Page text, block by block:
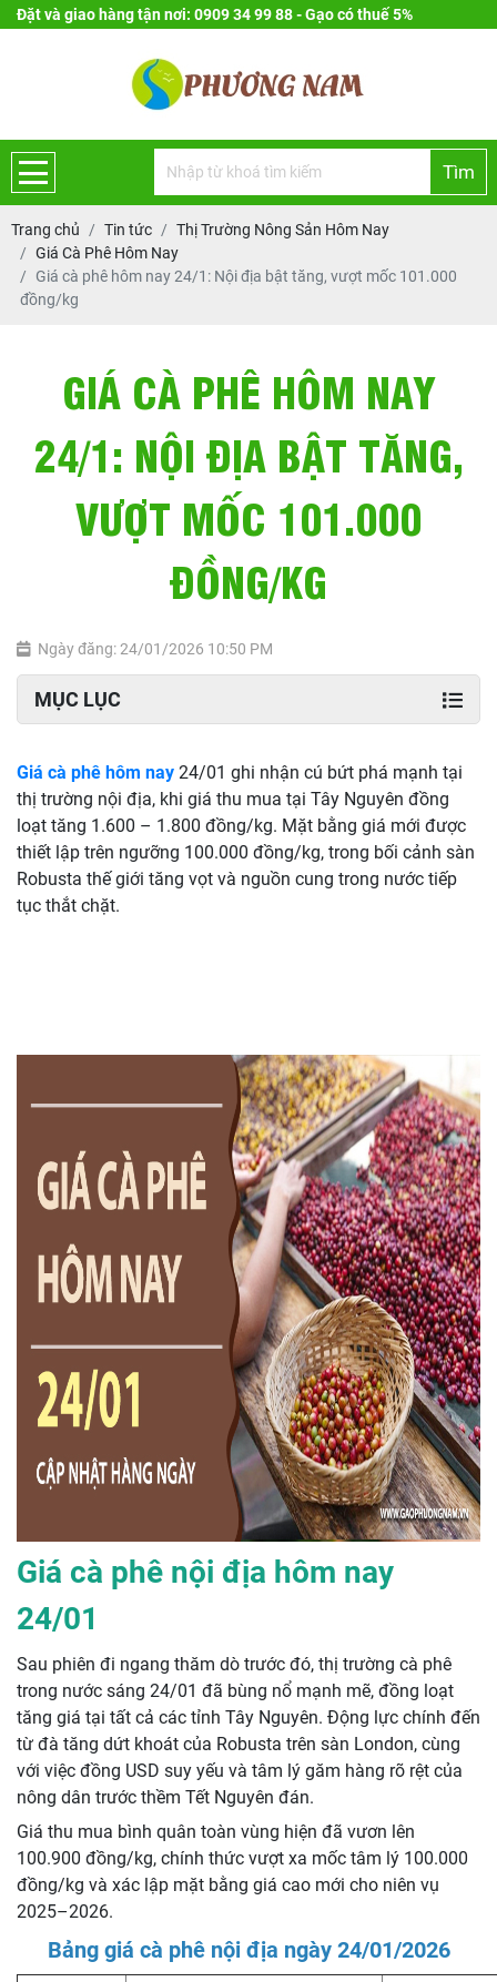
Đặt và giao hàng tận nơi: 0909 34 99 88 - Gạo có thuế 5%
Tìm
Trang chủ Tin tức
Thị Trường Nông Sản Hôm Nay
Giá Cà Phê Hôm Nay
Giá cà phê hôm nay 24/1: Nội địa bật tăng, vượt mốc 101.000
đồng/kg
GIÁ CÀ PHÊ HÔM NAY
24/1: NỘI ĐỊA BẬT TĂNG,
VƯỢT MỐC 101.000
ĐỒNG/KG
Ngày đăng: 24/01/2026 10:50 PM
MỤC LỤC
Giá cà phê hôm nay 24/01 ghi nhận cú bứt phá mạnh tại
thị trường nội địa, khi giá thu mua tại Tây Nguyên đồng
loạt tăng 1.600 – 1.800 đồng/kg. Mặt bằng giá mới được
thiết lập trên ngưỡng 100.000 đồng/kg, trong bối cảnh sàn
Robusta thế giới tăng vọt và nguồn cung trong nước tiếp
tục thắt chặt.
Giá cà phê nội địa hôm nay
24/01
Sau phiên đi ngang thăm dò trước đó, thị trường cà phê
trong nước sáng 24/01 đã bùng nổ mạnh mẽ, đồng loạt
tăng giá tại tất cả các tỉnh Tây Nguyên. Động lực chính đến
từ đà tăng dứt khoát của Robusta trên sàn London, cùng
với việc đồng USD suy yếu và tâm lý găm hàng rõ rệt của
nông dân trước thềm Tết Nguyên đán.
Giá thu mua bình quân toàn vùng hiện đã vươn lên
100.900 đồng/kg, chính thức vượt xa mốc tâm lý 100.000
đồng/kg và xác lập mặt bằng giá cao mới cho niên vụ
2025–2026.
Bảng giá cà phê nội địa ngày 24/01/2026